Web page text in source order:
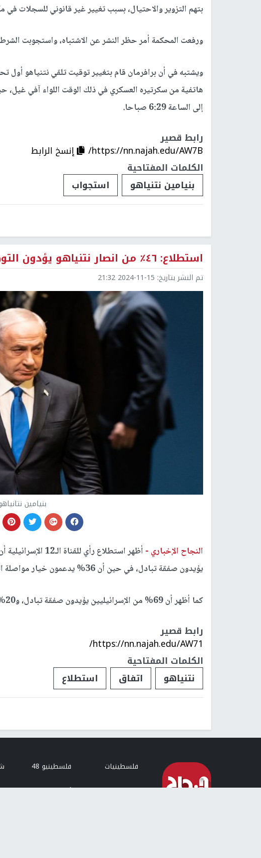
بتهم التزوير والاحتيال، بسبب تغيير غير قانوني للسجلات في
ورفعت المحكمة أمر حظر النشر عن الاشتباه، واستجوبت
إلى الساعة 6:29 صباحا.
رابط قصير
https://nn.najah.edu/AW7B/
إنسخ الرابط
الكلمات المفتاحية
بنيامين نتنياهو
استجواب
استطلاع: ٤٦٪؜ من انصار نتنياهو يؤدون التوصل لاتفاق تبادل
تم النشر بتاريخ: 2024-11-15 21:32
بنيامين
النجاح الإخباري -
يؤيدون صفقة تبادل، في حين أن 36% يدعمون خيار مواصلة الحرب على
كما أظهر أن 69% من الإسرائيليين يؤيدون صفقة تبادل، و20% يدعمون مواصلة الحرب على
رابط قصير
https://nn.najah.edu/AW71/
الكلمات المفتاحية
نتنياهو
اتفاق استطلاع
فلسطينيات فلسطينيو 48
تقارير
أخبار جامعة النجاح